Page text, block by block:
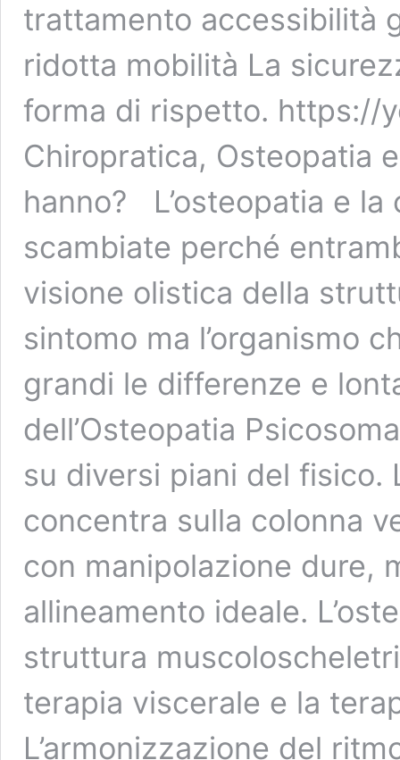
trattamento accessibilità
ridotta mobilità La
forma di rispetto. https://
Chiropratica, Osteopatia
hanno? L’osteopatia e
scambiate perché
visione olistica della
sintomo ma l’organismo
grandi le differenze e
dell’Osteopatia
su diversi piani del fisico.
concentra sulla colonna
con manipolazione dure,
allineamento ideale.
struttura
terapia viscerale e la
L’armonizzazione del